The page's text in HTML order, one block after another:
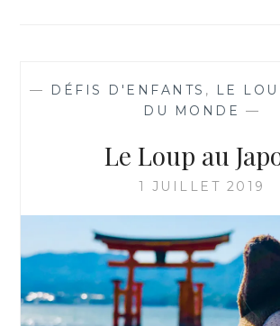
— DÉFIS D'ENFANTS ,
LE
DU MONDE —
Le Loup au
1 JUILLET 2019